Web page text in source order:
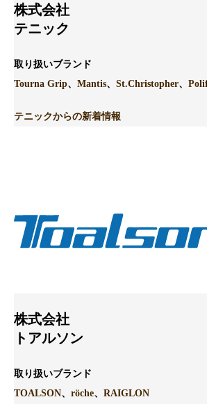
株式会社
テニック
取り扱いブランド
Tourna Grip、 Mantis、 St.Christopher、
テニックからの新着情報
株式会社
トアルソン
取り扱いブランド
TOALSON、 röche、 RAIGLON